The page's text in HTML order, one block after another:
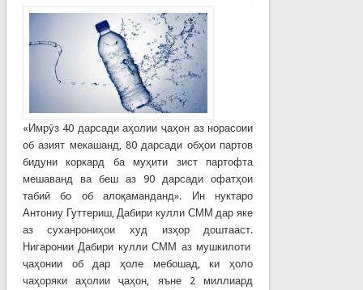
«Имрӯз 40 дарсади аҳолии ҷаҳон аз норасоии
об азият мекашанд, 80 дарсади обҳои партов
бидуни коркард ба муҳити зист партофта
мешаванд ва беш аз 90 дарсади офатҳои
табиӣ бо об алоқаманданд». Ин нуктаро
Антониу Гуттериш, Дабири кулли СММ дар яке
аз суханрониҳои худ изҳор доштааст.
Нигаронии Дабири кулли СММ аз мушкилоти
ҷаҳонии об дар ҳоле мебошад, ки ҳоло
чаҳоряки аҳолии ҷаҳон, яъне 2 миллиард